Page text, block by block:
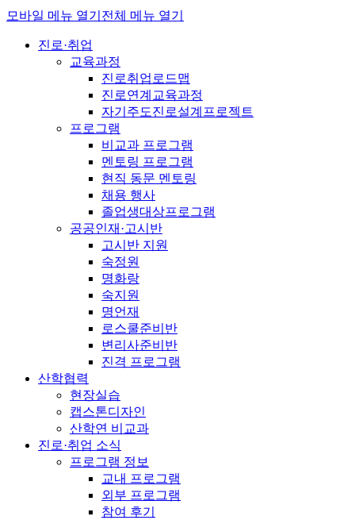
모바일 메뉴 열기 전체 메뉴 열기
진로·취업
교육과정
진로취업로드맵
진로연계교육과정
자기주도진로설계프로젝트
프로그램
비교과 프로그램
멘토링 프로그램
현직 동문 멘토링
채용 행사
졸업생대상프로그램
공공인재·고시반
고시반 지원
숙정원
명화랑
숙지원
명언재
로스쿨준비반
변리사준비반
진격 프로그램
산학협력
현장실습
캡스톤디자인
산학연 비교과
진로·취업 소식
프로그램 정보
교내 프로그램
외부 프로그램
참여 후기